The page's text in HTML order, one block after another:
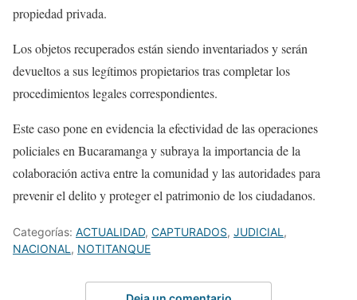
propiedad privada.
Los objetos recuperados están siendo inventariados y serán
devueltos a sus legítimos propietarios tras completar los
procedimientos legales correspondientes.
Este caso pone en evidencia la efectividad de las operaciones
policiales en Bucaramanga y subraya la importancia de la
colaboración activa entre la comunidad y las autoridades para
prevenir el delito y proteger el patrimonio de los ciudadanos.
Categorías: ACTUALIDAD, CAPTURADOS, JUDICIAL ,
NACIONAL , NOTITANQUE